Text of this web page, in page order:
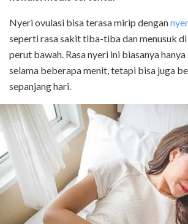
Nyeri ovulasi bisa terasa mirip dengan
seperti rasa sakit tiba-tiba dan menusuk di
perut bawah. Rasa nyeri ini biasanya
selama beberapa menit, tetapi bisa juga
sepanjang hari.